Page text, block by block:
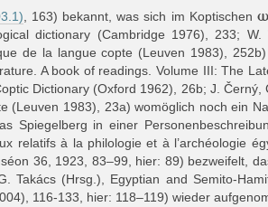
, 163) bekannt, was sich im Koptischen
dictionary (Cambridge 1976), 233; W.
de la langue copte (Leuven 1983),
A book of readings. Volume III: The
Dictionary (Oxford 1962), 26b; J.
(Leuven 1983), 23a) womöglich noch ein
Spiegelberg in einer
relatifs à la philologie et à l’archéologie
36, 1923, 83–99 , hier: 89) bezweifelt,
Takács (Hrsg.), Egyptian and Semito-
116-133, hier: 118–119) wieder